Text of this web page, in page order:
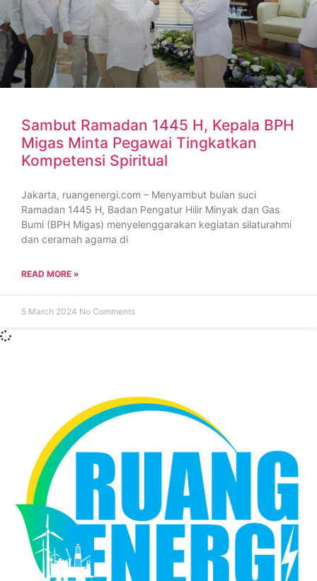
Sambut Ramadan 1445 H, Kepala BPH
Migas Minta Pegawai Tingkatkan
Kompetensi Spiritual
Jakarta, ruangenergi.com – Menyambut bulan suci
Ramadan 1445 H, Badan Pengatur Hilir Minyak dan Gas
Bumi (BPH Migas) menyelenggarakan kegiatan silaturahmi
dan ceramah agama di
READ MORE »
5 March 2024 No Comments